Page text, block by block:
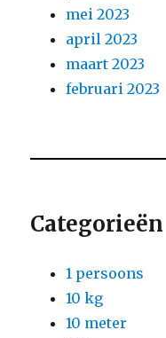
mei 2023
april 2023
maart 2023
februari 2023
Categorieën
1 persoons
10 kg
10 meter